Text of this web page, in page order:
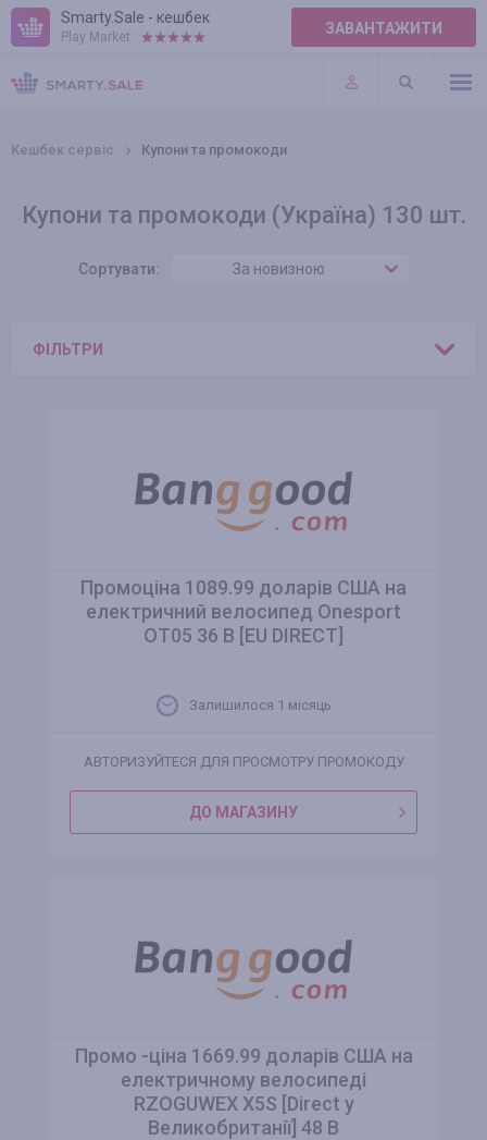
Smarty.Sale - кешбек
Play Market: ЗАВАНТАЖИТИ
ПРАВИЛА
ПЛАГІНИ
Кешбек сервіс Купони та промокоди
Купони та промокоди (Україна) 130 шт.
Сортувати: За новизною
ФІЛЬТРИ
Промоціна 1089.99 доларів США на
електричний велосипед Onesport
OT05 36 В [EU DIRECT]
Залишилося 1 місяць
АВТОРИЗУЙТЕСЯ ДЛЯ ПРОСМОТРУ ПРОМОКОДУ
ДО МАГАЗИНУ
Промо -ціна 1669.99 доларів США на
електричному велосипеді
RZOGUWEX X5S [Direct у
Великобританії] 48 В